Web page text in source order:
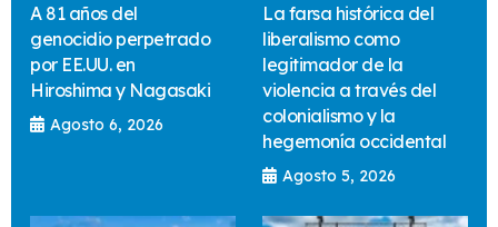
A 81 años del
genocidio perpetrado
por EE.UU. en
Hiroshima y Nagasaki
Agosto 6, 2026
La farsa histórica del
liberalismo como
legitimador de la
violencia a través del
colonialismo y la
hegemonía occidental
Agosto 5, 2026